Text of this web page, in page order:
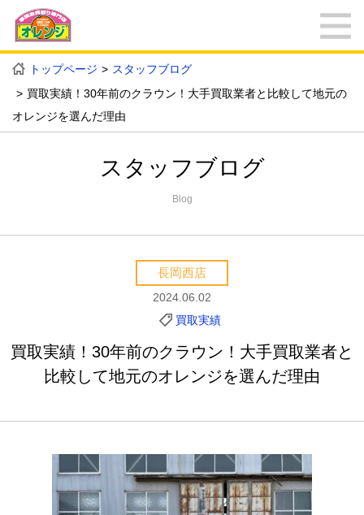
トップページ
スタッフブログ
買取実績！30年前のクラウン！大手買取業者と比較して地元の
オレンジを選んだ理由
スタッフブログ
Blog
長岡西店
2024.06.02
買取実績
買取実績！30年前のクラウン！大手買取業者と
比較して地元のオレンジを選んだ理由